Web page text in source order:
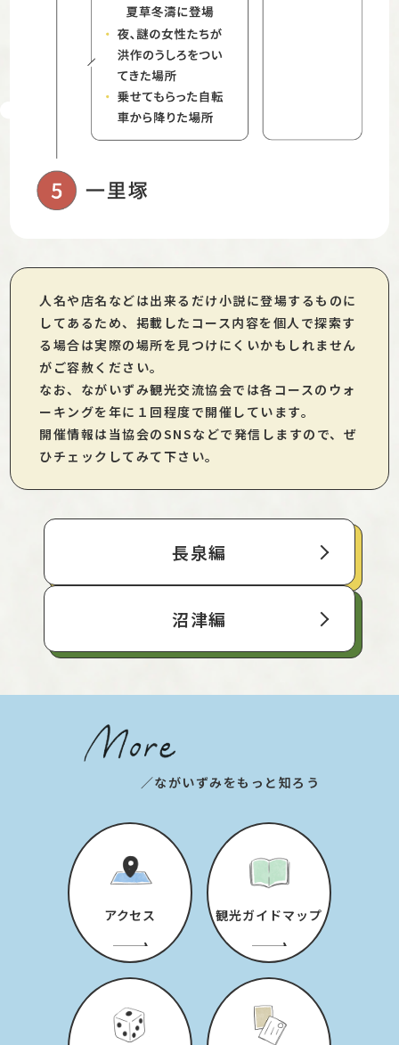
人名や店名などは出来るだけ小説に登場するものに
してあるため、掲載したコース内容を個人で探索す
る場合は実際の場所を見つけにくいかもしれません
がご容赦ください。
なお、ながいずみ観光交流協会では各コースのウォ
ーキングを年に１回程度で開催しています。
開催情報は当協会のSNSなどで発信しますので、ぜ
ひチェックしてみて下さい。
長泉編
沼津編
／ながいずみをもっと知ろう
アクセス 観光ガイドマップ